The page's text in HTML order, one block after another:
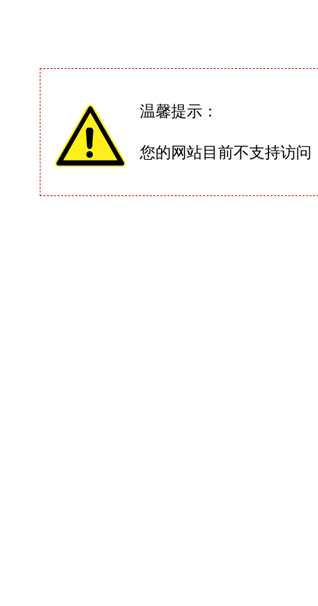
温馨提示：
您的网站目前不支持访